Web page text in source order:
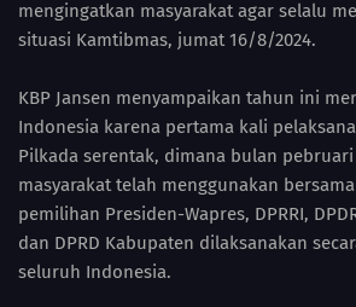
mengingatkan masyarakat agar selalu
situasi Kamtibmas, jumat 16/8/2024.
KBP Jansen menyampaikan tahun ini
Indonesia karena pertama kali
Pilkada serentak, dimana bulan pebruari
masyarakat telah menggunakan
pemilihan Presiden-Wapres, DPRRI,
dan DPRD Kabupaten dilaksanakan
seluruh Indonesia.